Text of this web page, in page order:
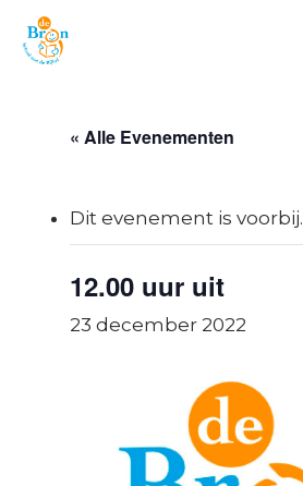
main
« Alle Evenementen
Dit evenement is voorbij.
12.00 uur uit
23 december 2022